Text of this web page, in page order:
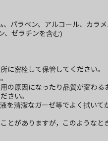
パラベン、アルコール、カラ
、ゼラチンを含む)
に密栓して保管してください。
の原因になったり品質が変わる
さい。
を清潔なガーゼ等でよく拭い
とがありますが，このような